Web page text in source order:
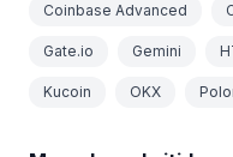
Coinbase Advanced
Gate.io Gemini
Kucoin OKX